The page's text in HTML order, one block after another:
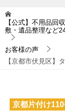
【公式】不用品回
敷・遺品整理など
お客様の声
【京都市伏見区
京都片付け